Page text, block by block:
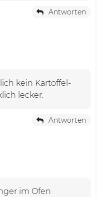
Antworten
kein Kartoffel-
lecker.
Antworten
im Ofen